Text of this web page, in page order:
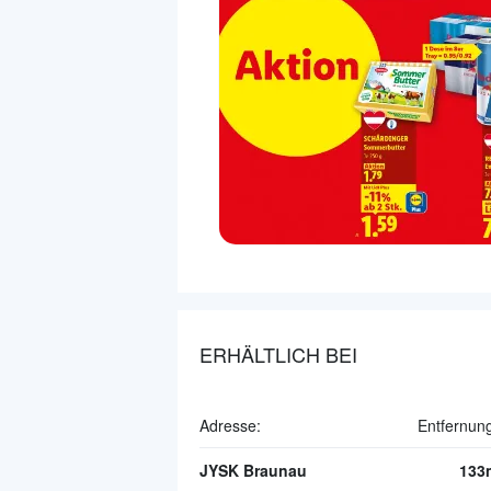
ERHÄLTLICH BEI
Adresse:
JYSK Braunau